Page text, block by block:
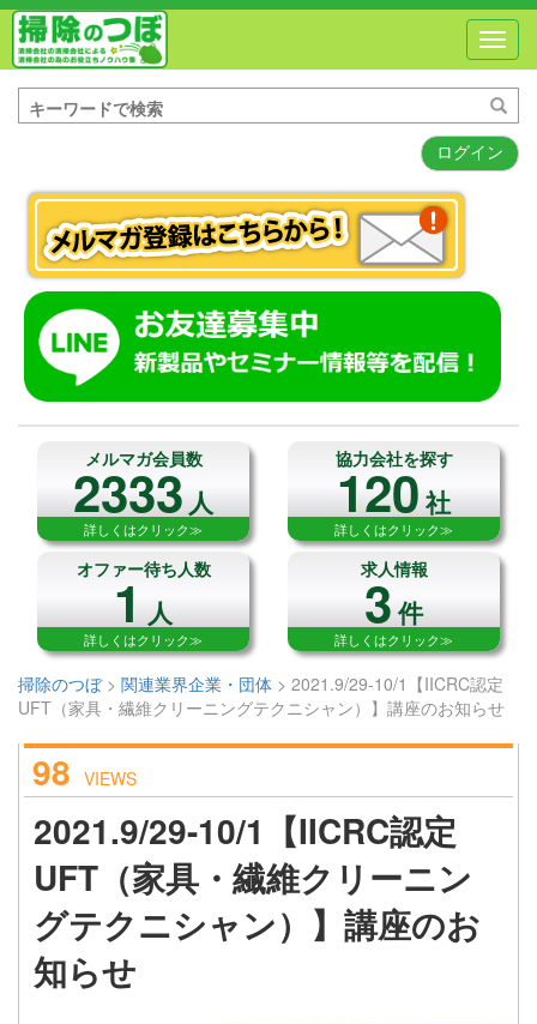
ログイン
メルマガ会員数
2333人
詳しくはクリック≫
協力会社を探す
120社
詳しくはクリック≫
オファー待ち人数
1人
詳しくはクリック≫
求人情報
3件
詳しくはクリック≫
掃除のつぼ> 関連業界企業・団体 > 2021.9/29-10/1【IICRC認定
UFT（家具・繊維クリーニングテクニシャン）】講座のお知らせ
98 VIEWS
2021.9/29-10/1【IICRC認定
UFT（家具・繊維クリーニン
グテクニシャン）】講座のお
知らせ